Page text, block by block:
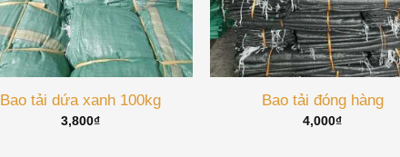
Bao tải dứa xanh 100kg
3,800₫
Bao tải đóng hàng
4,000₫